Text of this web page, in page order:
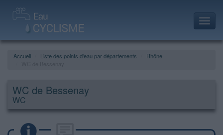
Accueil Liste des points d'eau par départements
Rhône
WC de Bessenay
WC